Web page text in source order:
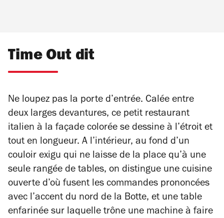
Time Out dit
Ne loupez pas la porte d’entrée. Calée entre
deux larges devantures, ce petit restaurant
italien à la façade colorée se dessine à l’étroit et
tout en longueur. A l’intérieur, au fond d’un
couloir exigu qui ne laisse de la place qu’à une
seule rangée de tables, on distingue une cuisine
ouverte d’où fusent les commandes prononcées
avec l’accent du nord de la Botte, et une table
enfarinée sur laquelle trône une machine à faire